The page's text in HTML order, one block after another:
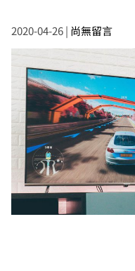
2020-04-26| 尚無留言